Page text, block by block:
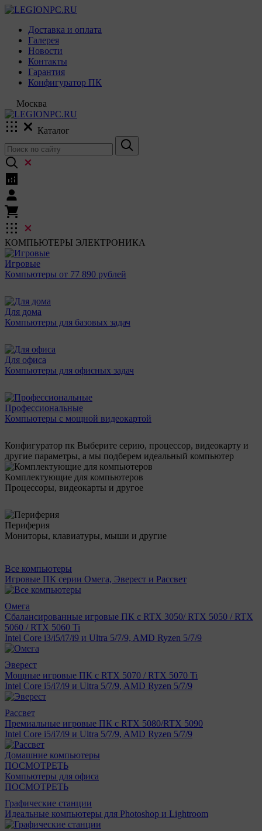
Доставка и оплата
Галерея
Новости
Контакты
Гарантия
Конфигуратор ПК
Москва
Каталог
КОМПЬЮТЕРЫ ЭЛЕКТРОНИКА
Игровые
Компьютеры от 77 890 рублей
Для дома
Компьютеры для базовых задач
Для офиса
Компьютеры для офисных задач
Профессиональные
Компьютеры с мощной видеокартой
Конфигуратор пк Выберите серию, процессор, видеокарту и
другие параметры, а мы подберем идеальный компьютер
Комплектующие для компьютеров
Процессоры, видеокарты и другое
Периферия
Мониторы, клавиатуры, мыши и другие
Все компьютеры
Игровые ПК серии Омега, Эверест и Рассвет
Омега
Сбалансированные игровые ПК с RTX 3050/ RTX 5050 / RTX
5060 / RTX 5060 Ti
Intel Core i3/i5/i7/i9 и Ultra 5/7/9, AMD Ryzen 5/7/9
Эверест
Мощные игровые ПК с RTX 5070 / RTX 5070 Ti
Intel Core i5/i7/i9 и Ultra 5/7/9, AMD Ryzen 5/7/9
Рассвет
Премиальные игровые ПК с RTX 5080/RTX 5090
Intel Core i5/i7/i9 и Ultra 5/7/9, AMD Ryzen 5/7/9
Домашние компьютеры
ПОСМОТРЕТЬ
Компьютеры для офиса
ПОСМОТРЕТЬ
Графические станции
Идеальные компьютеры для Photoshop и Lightroom